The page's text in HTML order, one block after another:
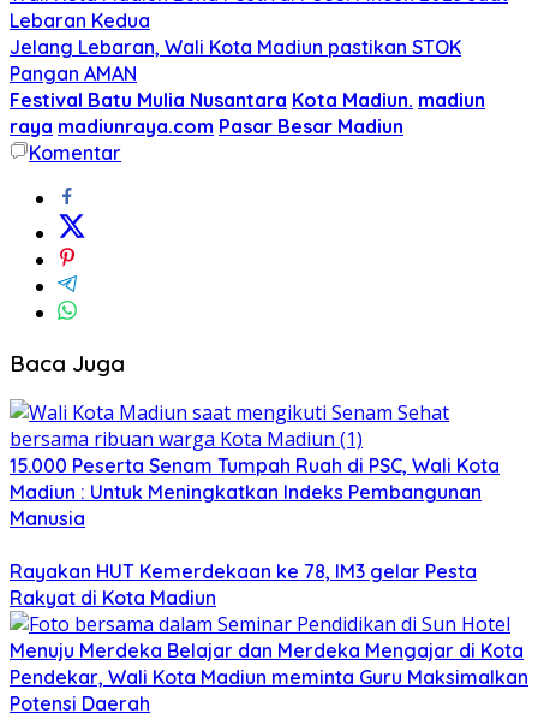
Lebaran Kedua
Jelang Lebaran, Wali Kota Madiun pastikan STOK
Pangan AMAN
Festival Batu Mulia Nusantara Kota Madiun. madiun
raya madiunraya.com Pasar Besar Madiun
Komentar
Baca Juga
15.000 Peserta Senam Tumpah Ruah di PSC, Wali Kota
Madiun : Untuk Meningkatkan Indeks Pembangunan
Manusia
Rayakan HUT Kemerdekaan ke 78, IM3 gelar Pesta
Rakyat di Kota Madiun
Menuju Merdeka Belajar dan Merdeka Mengajar di Kota
Pendekar, Wali Kota Madiun meminta Guru Maksimalkan
Potensi Daerah